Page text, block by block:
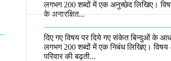
लगभग 200 शब्दों में एक अनुच्छेद लिखिए।
के अनारक्षित...
दिए गए विषय पर दिये गए संकेत बिन्दुओं के
लगभग 200 शब्दों में एक निबंध लिखिए। विषय
परिवार की बढ़ती...